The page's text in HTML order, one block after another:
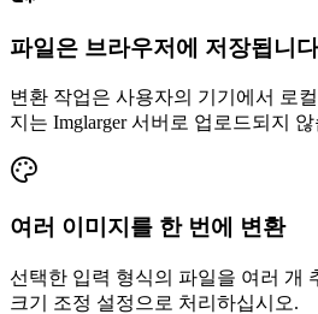
파일은 브라우저에 저장됩니다
변환 작업은 사용자의 기기에서 로
지는 Imglarger 서버로 업로드되지
여러 이미지를 한 번에 변환
선택한 입력 형식의 파일을 여러 개
크기 조정 설정으로 처리하십시오.